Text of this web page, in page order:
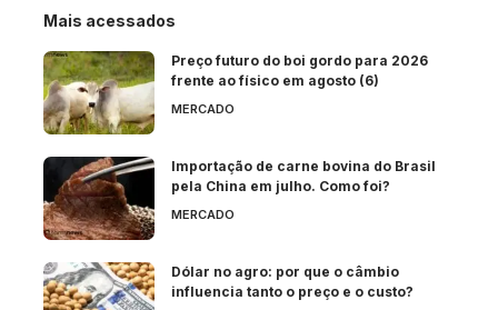
Mais acessados
Preço futuro do boi gordo para 2026
frente ao físico em agosto (6)
MERCADO
Importação de carne bovina do Brasil
pela China em julho. Como foi?
MERCADO
Dólar no agro: por que o câmbio
influencia tanto o preço e o custo?